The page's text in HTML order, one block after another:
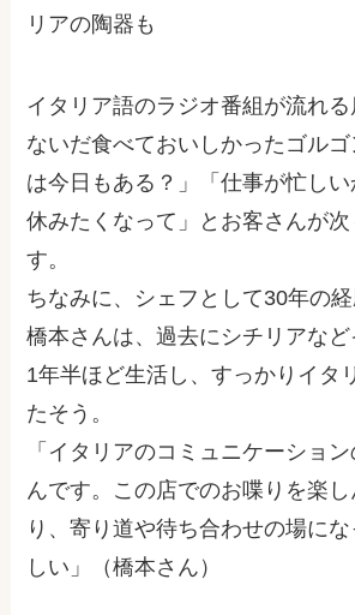
リアの陶器も
イタリア語のラジオ番組が流れ
ないだ食べておいしかったゴル
は今日もある？」「仕事が忙しい
休みたくなって」とお客さんが次
す。
ちなみに、シェフとして30年の
橋本さんは、過去にシチリアな
1年半ほど生活し、すっかりイタ
たそう。
「イタリアのコミュニケーショ
んです。この店でのお喋りを楽
り、寄り道や待ち合わせの場に
しい」（橋本さん）